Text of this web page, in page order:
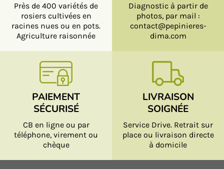
Près de 400 variétés de
rosiers cultivées en
racines nues ou en pots.
Agriculture raisonnée
Diagnostic à partir de
photos, par mail :
contact@pepinieres-
dima.com
PAIEMENT
SÉCURISÉ
CB en ligne ou par
téléphone, virement ou
chèque
LIVRAISON
SOIGNÉE
Service Drive. Retrait sur
place ou livraison directe
à domicile